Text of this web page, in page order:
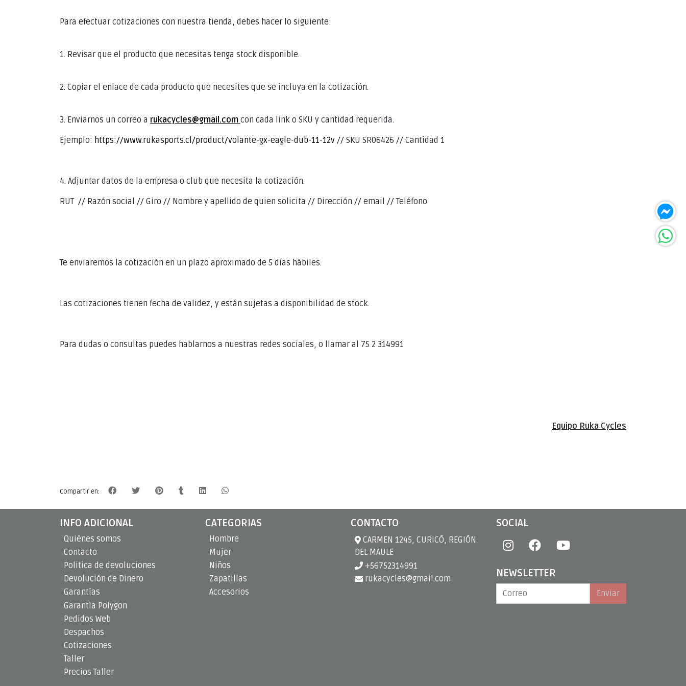
Para efectuar cotizaciones con nuestra tienda, debes hacer lo siguiente:
1. Revisar que el producto que necesitas tenga stock disponible.
2. Copiar el enlace de cada producto que necesites que se incluya en la cotización.
3. Enviarnos un correo a rukacycles@gmail.com con cada link o SKU y cantidad requerida.
Ejemplo: https://www.rukasports.cl/product/volante-gx-eagle-dub-11-12v // SKU SR06426 // Cantidad 1
4. Adjuntar datos de la empresa o club que necesita la cotización.
RUT // Razón social // Giro // Nombre y apellido de quien solicita // Dirección // email // Teléfono
Te enviaremos la cotización en un plazo aproximado de 5 días hábiles.
Las cotizaciones tienen fecha de validez, y están sujetas a disponibilidad de stock.
Para dudas o consultas puedes hablarnos a nuestras redes sociales, o llamar al 75 2 314991
Equipo Ruka Cycles
Compartir en:
INFO ADICIONAL
Quiénes somos
Contacto
Politica de devoluciones
Devolución de Dinero
Garantías
Garantía Polygon
Pedidos Web
Despachos
Cotizaciones
Taller
Precios Taller
CATEGORIAS
Hombre
Mujer
Niños
Zapatillas
Accesorios
CONTACTO
CARMEN 1245, CURICÓ, REGIÓN
DEL MAULE
+56752314991
rukacycles@gmail.com
SOCIAL
NEWSLETTER
Enviar